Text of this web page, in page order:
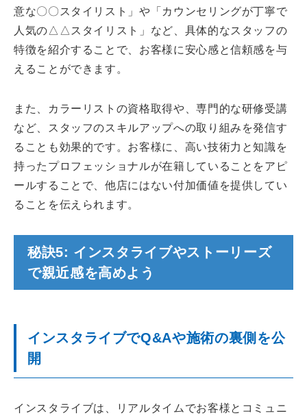
意な〇〇スタイリスト」や「カウンセリングが丁寧で
人気の△△スタイリスト」など、具体的なスタッフの
特徴を紹介することで、お客様に安心感と信頼感を与
えることができます。
また、カラーリストの資格取得や、専門的な研修受講
など、スタッフのスキルアップへの取り組みを発信す
ることも効果的です。お客様に、高い技術力と知識を
持ったプロフェッショナルが在籍していることをアピ
ールすることで、他店にはない付加価値を提供してい
ることを伝えられます。
秘訣5: インスタライブやストーリーズ
で親近感を高めよう
インスタライブでQ&Aや施術の裏側を公
開
インスタライブは、リアルタイムでお客様とコミュニ